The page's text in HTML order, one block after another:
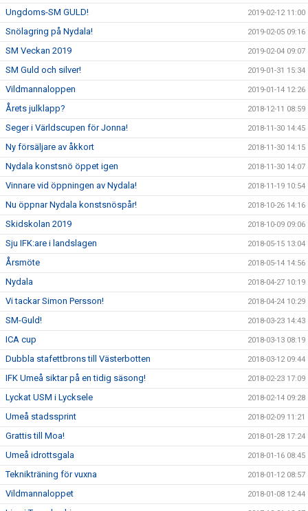
Ungdoms-SM GULD! 2019-02-12 11:00
Snölagring på Nydala! 2019-02-05 09:16
SM Veckan 2019 2019-02-04 09:07
SM Guld och silver! 2019-01-31 15:34
Vildmannaloppen 2019-01-14 12:26
Årets julklapp? 2018-12-11 08:59
Seger i Världscupen för Jonna! 2018-11-30 14:45
Ny försäljare av åkkort 2018-11-30 14:15
Nydala konstsnö öppet igen 2018-11-30 14:07
Vinnare vid öppningen av Nydala! 2018-11-19 10:54
Nu öppnar Nydala konstsnöspår! 2018-10-26 14:16
Skidskolan 2019 2018-10-09 09:06
Sju IFK:are i landslagen 2018-05-15 13:04
Årsmöte 2018-05-14 14:56
Nydala 2018-04-27 10:19
Vi tackar Simon Persson! 2018-04-24 10:29
SM-Guld! 2018-03-23 14:43
ICA cup 2018-03-13 08:19
Dubbla stafettbrons till Västerbotten 2018-03-12 09:44
IFK Umeå siktar på en tidig säsong! 2018-02-23 17:09
Lyckat USM i Lycksele 2018-02-14 09:28
Umeå stadssprint 2018-02-09 11:21
Grattis till Moa! 2018-01-28 17:24
Umeå idrottsgala 2018-01-16 08:45
Teknikträning för vuxna 2018-01-12 08:57
Vildmannaloppet 2018-01-08 12:44